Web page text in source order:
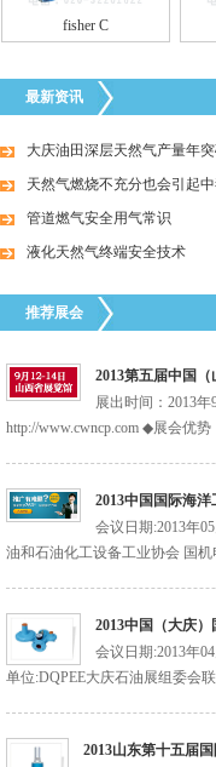
fisher C
最新资讯
大庆油田深层天然气产量年
天然气燃烧不充分也会引起
管道燃气安全用气常识
液化天然气终端安全技术
推荐展会
2013第五届中国
展出时间：2013
http://www.cwncp.com ◆展会优
2013中国国际海
会议日期:2013年
油和石油化工设备工业协会 国
2013中国（大庆
会议日期:2013年
单位:DQPEE大庆石油展组委会
2013山东第十五届